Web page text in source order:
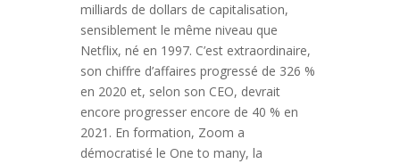
milliards de dollars de capitalisation,
sensiblement le même niveau que
Netflix, né en 1997. C’est extraordinaire,
son chiffre d’affaires progressé de 326 %
en 2020 et, selon son CEO, devrait
encore progresser encore de 40 % en
2021. En formation, Zoom a
démocratisé le One to many, la